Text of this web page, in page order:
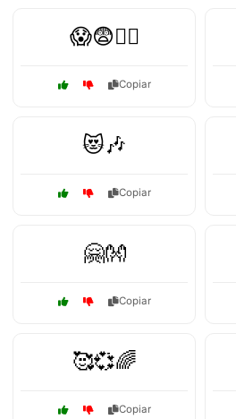
😱😨🏃‍♂️
Copiar
😻🎶
Copiar
🤗👐
Copiar
🥰💞🌈
Copiar